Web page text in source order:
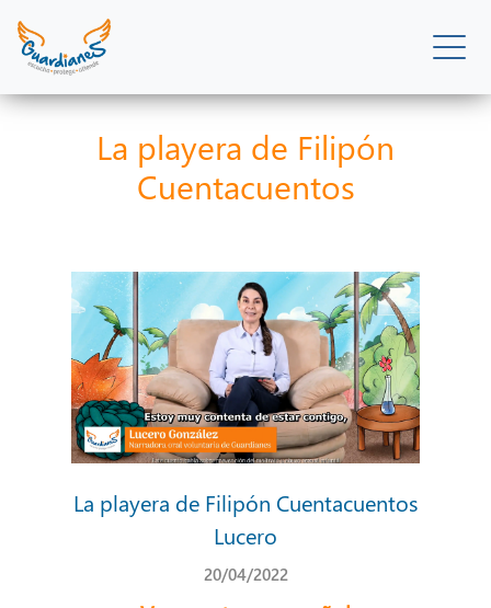
La playera de Filipón
Cuentacuentos
La playera de Filipón Cuentacuentos
Lucero
20/04/2022